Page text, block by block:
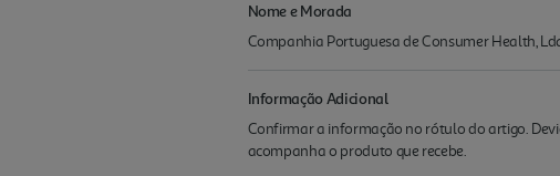
Nome e Morada
Companhia Portuguesa de Consumer Health,
Informação Adicional
Confirmar a informação no rótulo do artigo.
acompanha o produto que recebe.